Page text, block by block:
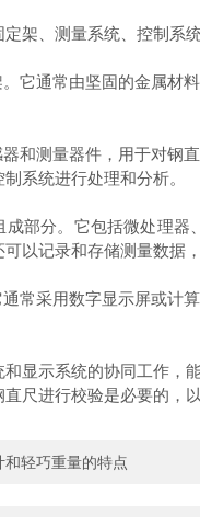
、测量系统、控制系统
通常由坚固的金属材
测量器件，用于对钢直
系统进行处理和分析。
分。它包括微处理器
以记录和存储测量数据
采用数字显示屏或计
示系统的协同工作，
尺进行校验是必要的，
轻巧重量的特点